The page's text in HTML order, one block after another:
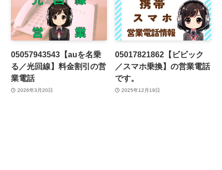
05057943543【auを名乗
る／光回線】料金割引の営
業電話
2026年3月20日
05017821862【ビビック
／スマホ乗換】の営業電話
です。
2025年12月19日